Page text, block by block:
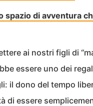
spazio di avventura
ai nostri figli di
essere uno dei
il dono del tempo
di essere